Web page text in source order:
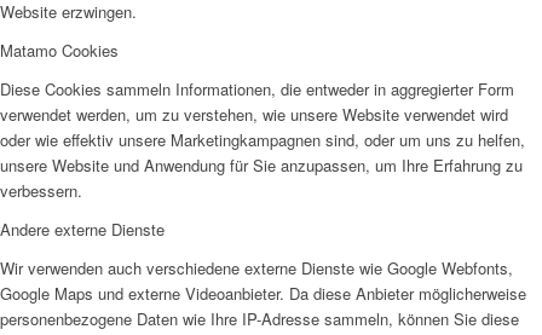
Website erzwingen.
Matamo Cookies
Diese Cookies sammeln Informationen, die entweder in aggregierter Form
verwendet werden, um zu verstehen, wie unsere Website verwendet wird
oder wie effektiv unsere Marketingkampagnen sind, oder um uns zu helfen,
unsere Website und Anwendung für Sie anzupassen, um Ihre Erfahrung zu
verbessern.
Andere externe Dienste
Wir verwenden auch verschiedene externe Dienste wie Google Webfonts,
Google Maps und externe Videoanbieter. Da diese Anbieter möglicherweise
personenbezogene Daten wie Ihre IP-Adresse sammeln, können Sie diese